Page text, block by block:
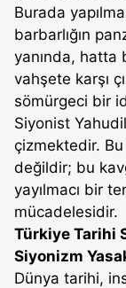
Burada
barbarlığın
yanında, hatta
vahşete karşı
sömürgeci bir
Siyonist
çizmektedir. Bu
değildir; bu
yayılmacı bir
mücadelesidir.
Türkiye Tarihi
Siyonizm
Dünya tarihi,